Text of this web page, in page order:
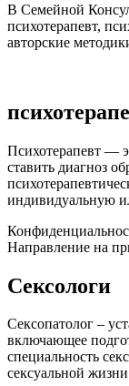
В Семейной
психотерапевт,
авторские
Психотерапевт —
ставить диагноз
индивидуальную
Направление на
Сексологи
Сексопатолог –
включающее
специальность
сексуальной